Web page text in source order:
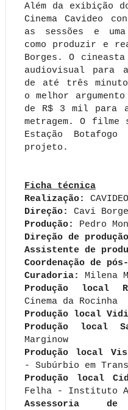
Além da exibição
Cinema Cavideo
as sessões e
como produzir e
Borges.
O
audiovisual para
de até três
o melhor
de R$ 3 mil para
metragem. O filme
Estação
projeto.
Ficha técnica
Realização: CAVIDEO
Direção: Cavi
Produção: Pedro
Direção de
Assistente de
Coordenação de
Curadoria: Milena
Produção local
Cinema da Rocinha
Produção local
Produção local
Marginow
Produção local
- Subúrbio em
Produção local
Felha - Instituto
Assessoria